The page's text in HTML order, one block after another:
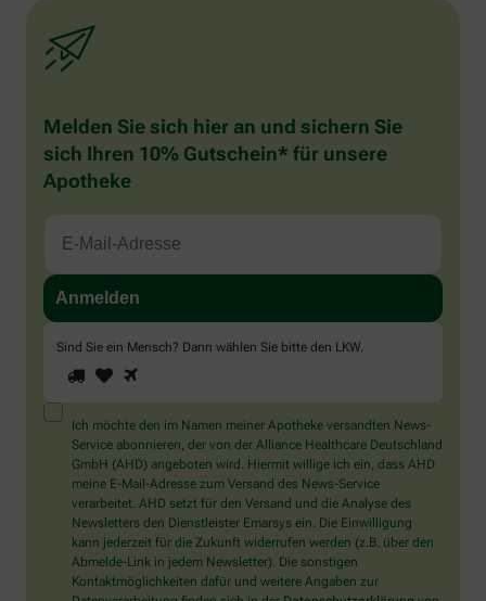
Melden Sie sich hier an und sichern Sie
sich Ihren 10% Gutschein* für unsere
Apotheke
Sind Sie ein Mensch? Dann wählen Sie bitte den LKW
Sie
ein
Mensch?
Dann
wählen
Sie
bitte
den
LKW.
1 2
Ich möchte den im Namen meiner Apotheke versandten News-
Service abonnieren, der von der Alliance Healthcare Deutschland
GmbH (AHD) angeboten wird. Hiermit willige ich ein, dass AHD
meine E-Mail-Adresse zum Versand des News-Service
verarbeitet. AHD setzt für den Versand und die Analyse des
Newsletters den Dienstleister Emarsys ein. Die Einwilligung
kann jederzeit für die Zukunft widerrufen werden (z.B. über den
Abmelde-Link in jedem Newsletter). Die sonstigen
Kontaktmöglichkeiten dafür und weitere Angaben zur